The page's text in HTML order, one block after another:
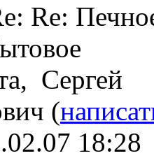
Re:
Сергей
(